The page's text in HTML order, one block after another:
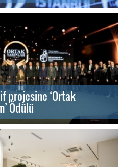
projesine ‘Ortak
Ödülü